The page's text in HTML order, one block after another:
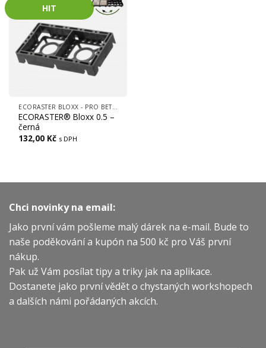
HIT
ECORASTER BLOXX - PRO BETONOVOU VÝPLŇ, FREKVENTOVANÉ PLOCHY, CESTY, LOGISTICKÁ CENTRA
ECORASTER® Bloxx 0.5 –
černá
132,00 Kč s DPH
Chci novinky na email:
Jako první vám pošleme malý dárek na e-mail. Bude to
naše poděkování a kupón na 500 kč pro Váš první
nákup.
Pak už Vám posílat tipy a triky jak na aplikace.
Dostanete jako první vědět o chystaných workshopech
a dalších námi pořádaných akcích.